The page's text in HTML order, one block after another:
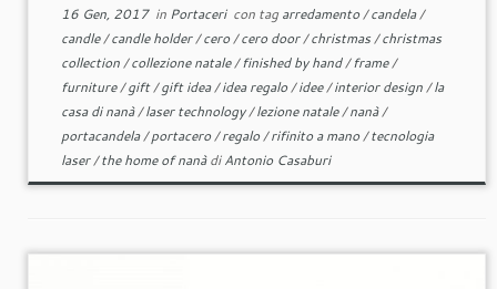
16 Gen, 2017in Portaceri con tagarredamento/candela/
candle/candle holder/cero/cero door/christmas/christmas
collection/collezione natale/finished by hand/frame/
furniture/gift/gift idea/idea regalo/idee/interior design/la
casa di nanà/laser technology/lezione natale/nanà/
portacandela/portacero/regalo/rifinito a mano/tecnologia
laser/the home of nanàdiAntonio Casaburi